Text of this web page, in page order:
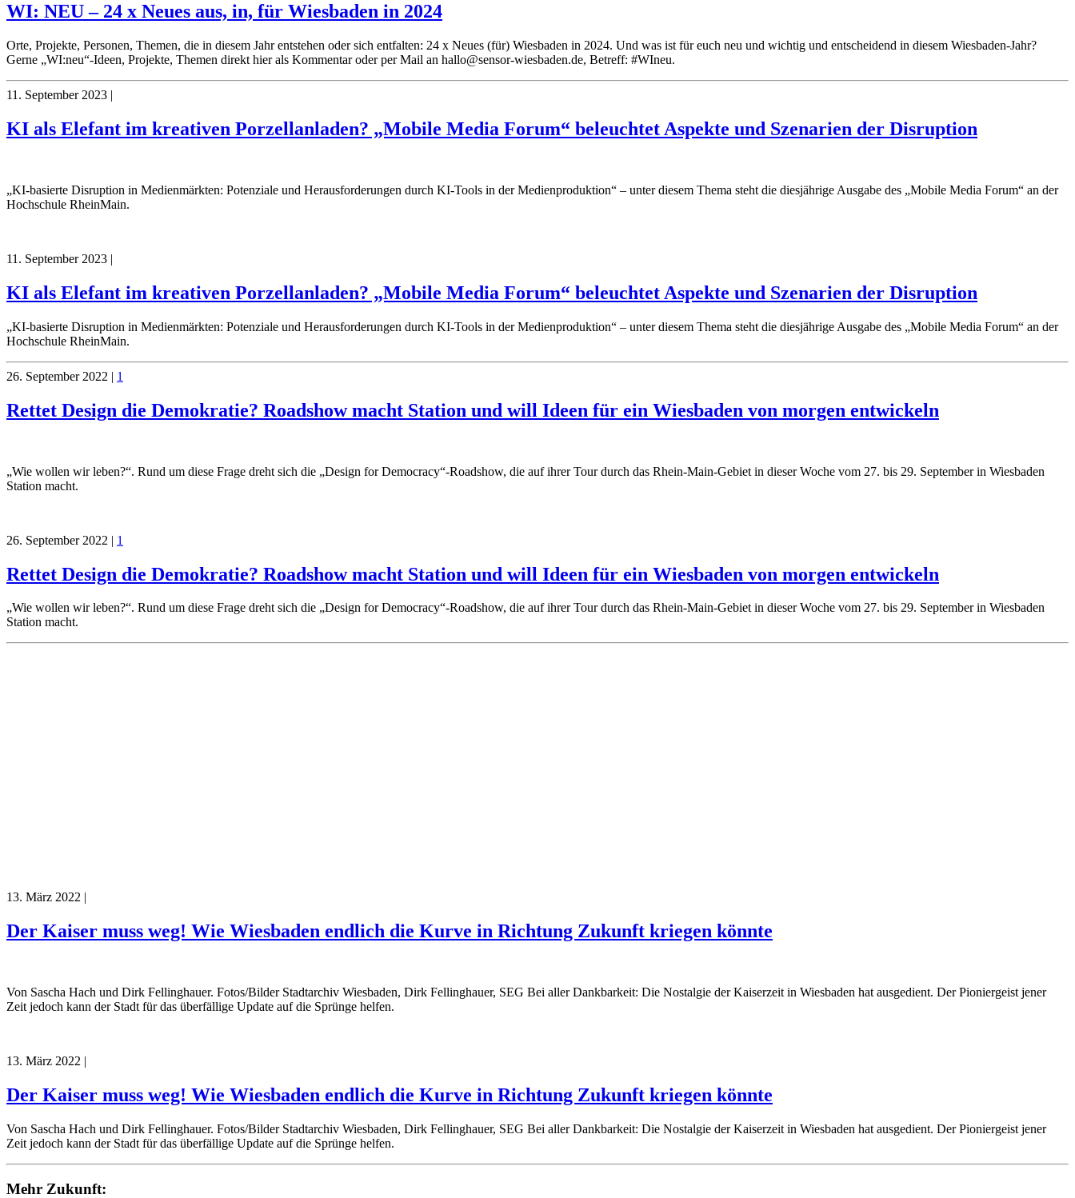
WI: NEU – 24 x Neues aus, in, für Wiesbaden in 2024
Orte, Projekte, Personen, Themen, die in diesem Jahr entstehen oder sich entfalten: 24 x Neues (für) Wiesbaden in 2024. Und was ist für euch neu und wichtig und entscheidend in diesem Wiesbaden-Jahr?
Gerne „WI:neu“-Ideen, Projekte, Themen direkt hier als Kommentar oder per Mail an hallo@sensor-wiesbaden.de, Betreff: #WIneu.
11. September 2023 |
KI als Elefant im kreativen Porzellanladen? „Mobile Media Forum“ beleuchtet Aspekte und Szenarien der Disruption
„KI-basierte Disruption in Medienmärkten: Potenziale und Herausforderungen durch KI-Tools in der Medienproduktion“ – unter diesem Thema steht die diesjährige Ausgabe des „Mobile Media Forum“ an der
Hochschule RheinMain.
11. September 2023 |
KI als Elefant im kreativen Porzellanladen? „Mobile Media Forum“ beleuchtet Aspekte und Szenarien der Disruption
„KI-basierte Disruption in Medienmärkten: Potenziale und Herausforderungen durch KI-Tools in der Medienproduktion“ – unter diesem Thema steht die diesjährige Ausgabe des „Mobile Media Forum“ an der
Hochschule RheinMain.
26. September 2022 | 1
Rettet Design die Demokratie? Roadshow macht Station und will Ideen für ein Wiesbaden von morgen entwickeln
„Wie wollen wir leben?“. Rund um diese Frage dreht sich die „Design for Democracy“-Roadshow, die auf ihrer Tour durch das Rhein-Main-Gebiet in dieser Woche vom 27. bis 29. September in Wiesbaden
Station macht.
26. September 2022 | 1
Rettet Design die Demokratie? Roadshow macht Station und will Ideen für ein Wiesbaden von morgen entwickeln
„Wie wollen wir leben?“. Rund um diese Frage dreht sich die „Design for Democracy“-Roadshow, die auf ihrer Tour durch das Rhein-Main-Gebiet in dieser Woche vom 27. bis 29. September in Wiesbaden
Station macht.
13. März 2022 |
Der Kaiser muss weg! Wie Wiesbaden endlich die Kurve in Richtung Zukunft kriegen könnte
Von Sascha Hach und Dirk Fellinghauer. Fotos/Bilder Stadtarchiv Wiesbaden, Dirk Fellinghauer, SEG Bei aller Dankbarkeit: Die Nostalgie der Kaiserzeit in Wiesbaden hat ausgedient. Der Pioniergeist jener
Zeit jedoch kann der Stadt für das überfällige Update auf die Sprünge helfen.
13. März 2022 |
Der Kaiser muss weg! Wie Wiesbaden endlich die Kurve in Richtung Zukunft kriegen könnte
Von Sascha Hach und Dirk Fellinghauer. Fotos/Bilder Stadtarchiv Wiesbaden, Dirk Fellinghauer, SEG Bei aller Dankbarkeit: Die Nostalgie der Kaiserzeit in Wiesbaden hat ausgedient. Der Pioniergeist jener
Zeit jedoch kann der Stadt für das überfällige Update auf die Sprünge helfen.
Mehr Zukunft: